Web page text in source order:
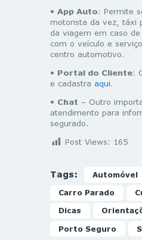
• App Auto: Permite
motorista da vez, táxi
da viagem em caso
com o veículo e
centro automotivo.
• Portal do Cliente:
e cadastra aqui.
• Chat – Outro
atendimento para
segurado.
Post Views: 165
Tags: Automóvel
Carro Parado
Dicas
Porto Seguro